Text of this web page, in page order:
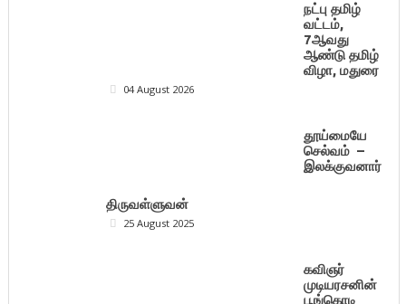
நட்பு தமிழ்
வட்டம்,
7ஆவது
ஆண்டு தமிழ்
விழா, மதுரை
04 August 2026
தூய்மையே
செல்வம் –
இலக்குவனார்
திருவள்ளுவன்
25 August 2025
கவிஞர்
முடியரசனின்
பூங்கொடி